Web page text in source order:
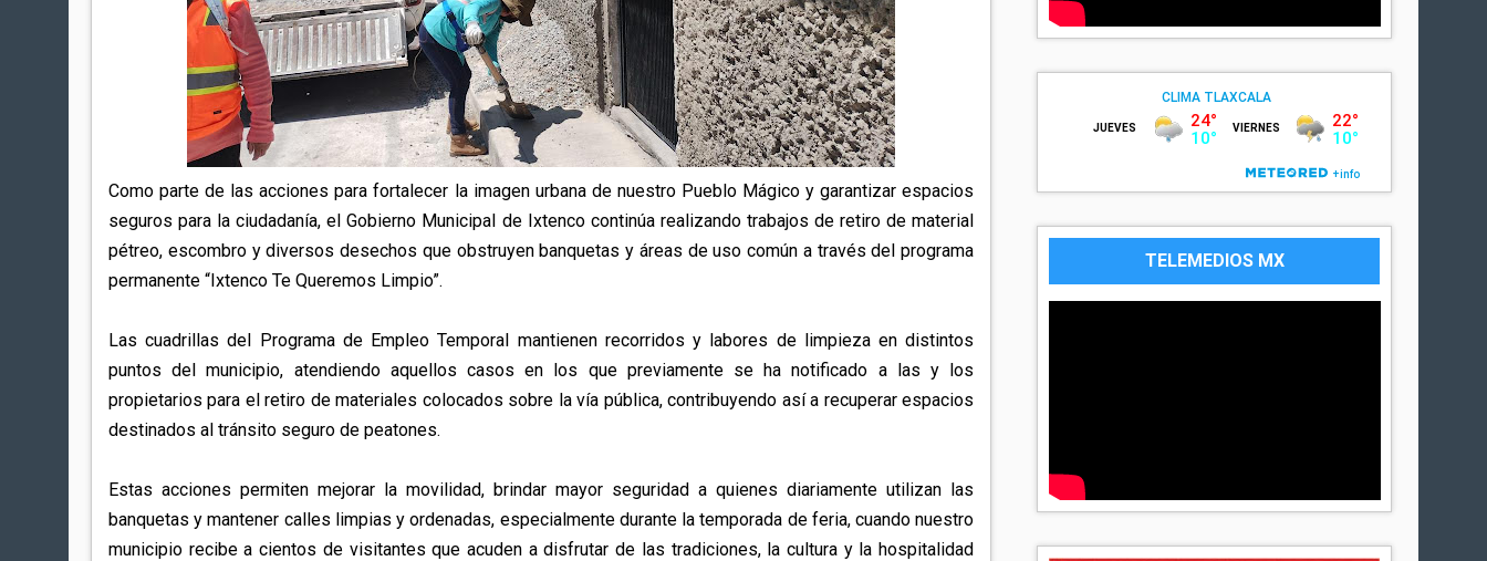
Como parte de las acciones para fortalecer la imagen urbana de nuestro Pueblo Mágico y garantizar espacios
seguros para la ciudadanía, el Gobierno Municipal de Ixtenco continúa realizando trabajos de retiro de material
pétreo, escombro y diversos desechos que obstruyen banquetas y áreas de uso común a través del programa
permanente “Ixtenco Te Queremos Limpio”.
Las cuadrillas del Programa de Empleo Temporal mantienen recorridos y labores de limpieza en distintos
puntos del municipio, atendiendo aquellos casos en los que previamente se ha notificado a las y los
propietarios para el retiro de materiales colocados sobre la vía pública, contribuyendo así a recuperar espacios
destinados al tránsito seguro de peatones.
Estas acciones permiten mejorar la movilidad, brindar mayor seguridad a quienes diariamente utilizan las
banquetas y mantener calles limpias y ordenadas, especialmente durante la temporada de feria, cuando nuestro
municipio recibe a cientos de visitantes que acuden a disfrutar de las tradiciones, la cultura y la hospitalidad
TELEMEDIOS MX